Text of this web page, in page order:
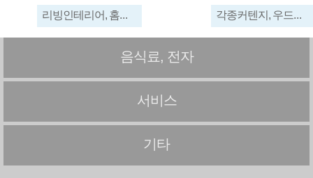
음식료, 전자
서비스
기타